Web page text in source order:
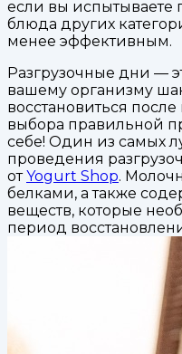
если вы испытываете
блюда других
менее эффективным.
Разгрузочные дни —
вашему организму
восстановиться
выбора правильной
себе! Один из самых
проведения
отYogurt Shop.
белками, а также
веществ, которые
период